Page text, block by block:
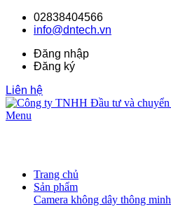
02838404566
info@dntech.vn
Đăng nhập
Đăng ký
Liên hệ
Menu
Trang chủ
Sản phẩm
Camera không dây thông minh